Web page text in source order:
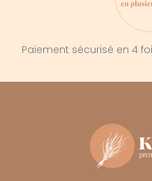
Paiement sécurisé en 4